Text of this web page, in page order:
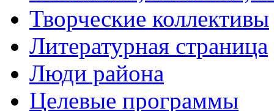
Творческие коллективы
Литературная страница
Люди района
Целевые программы